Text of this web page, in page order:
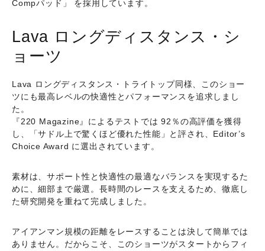
Compパッド」 を採用しています。
Lava ロングディスタンス・シ
ョーツ
Lava ロングディスタンス・トライトップ同様、このショー
ツにも最高レベルの快適性とパフォーマンス を追求しまし
た。
『220 Magazine』によるテストでは92％の高評価を獲得
し、「サドル上で驚くほど優れた性能 」と評され、 Editor’s
Choice Award に選出されています。
素材は、サポート性と快適性の最適なバランスを実現するた
めに、細部まで厳選。長時間のレースを支えるため、徹底し
た研究開発を重ねて完成しました。
アイアンマン規模の距離をレースすることは決して簡単では
ありません。だからこそ、このショーツがスタートからフィ